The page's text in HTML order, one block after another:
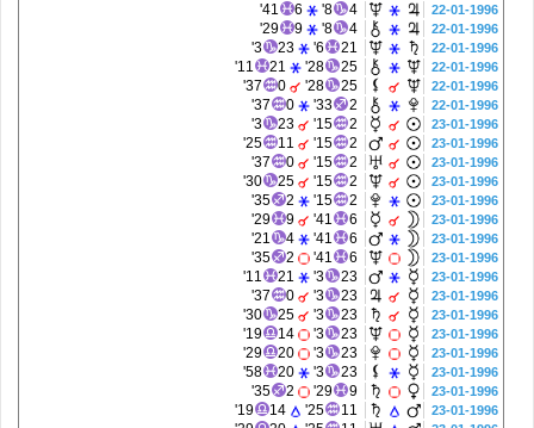
22-01-1996
4
8'
6
41'
22-01-1996
4
8'
9
29'
22-01-1996
21
6'
23
3'
22-01-1996
25
28'
21
11'
22-01-1996
25
28'
0
37'
22-01-1996
2
33'
0
37'
23-01-1996
2
15'
23
3'
23-01-1996
2
15'
11
25'
23-01-1996
2
15'
0
37'
23-01-1996
2
15'
25
30'
23-01-1996
2
15'
2
35'
23-01-1996
6
41'
9
29'
23-01-1996
6
41'
4
21'
23-01-1996
6
41'
2
35'
23-01-1996
23
3'
21
11'
23-01-1996
23
3'
0
37'
23-01-1996
23
3'
25
30'
23-01-1996
23
3'
14
19'
23-01-1996
23
3'
20
29'
23-01-1996
23
3'
20
58'
23-01-1996
9
29'
2
35'
23-01-1996
11
25'
14
19'